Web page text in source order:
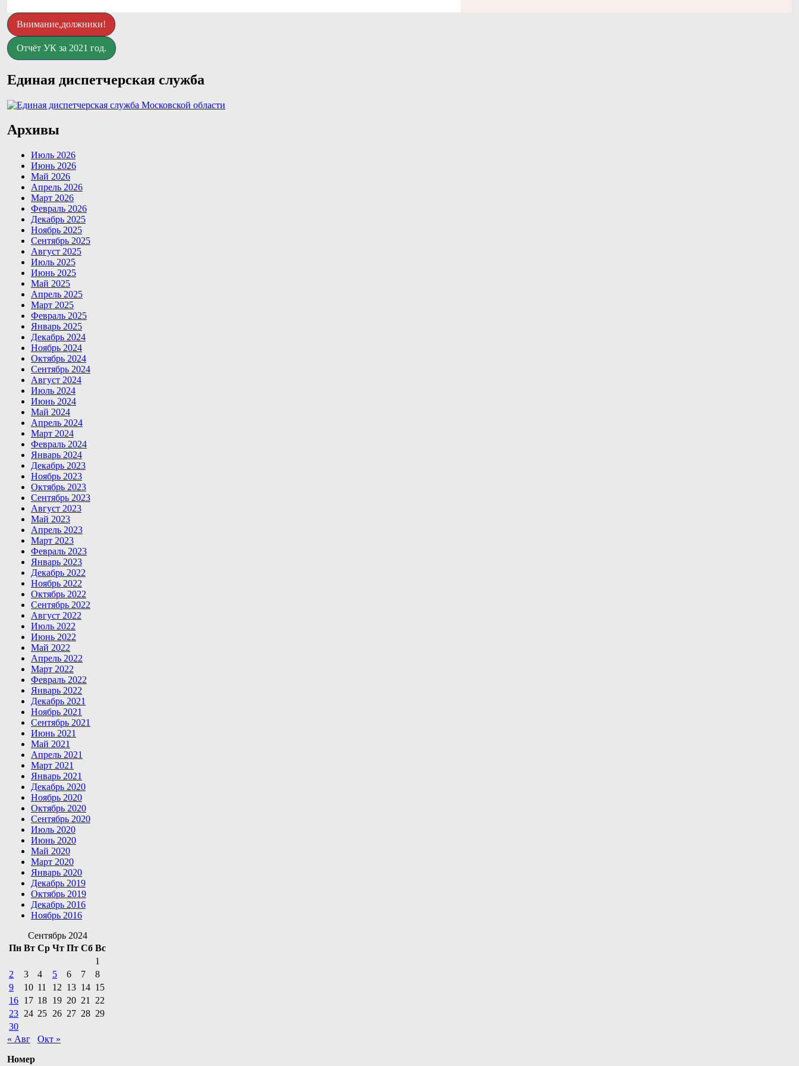
Внимание,должники!
Отчёт УК за 2021 год.
Единая диспетчерская служба
Архивы
Июль 2026
Июнь 2026
Май 2026
Апрель 2026
Март 2026
Февраль 2026
Декабрь 2025
Ноябрь 2025
Сентябрь 2025
Август 2025
Июль 2025
Июнь 2025
Май 2025
Апрель 2025
Март 2025
Февраль 2025
Январь 2025
Декабрь 2024
Ноябрь 2024
Октябрь 2024
Сентябрь 2024
Август 2024
Июль 2024
Июнь 2024
Май 2024
Апрель 2024
Март 2024
Февраль 2024
Январь 2024
Декабрь 2023
Ноябрь 2023
Октябрь 2023
Сентябрь 2023
Август 2023
Май 2023
Апрель 2023
Март 2023
Февраль 2023
Январь 2023
Декабрь 2022
Ноябрь 2022
Октябрь 2022
Сентябрь 2022
Август 2022
Июль 2022
Июнь 2022
Май 2022
Апрель 2022
Март 2022
Февраль 2022
Январь 2022
Декабрь 2021
Ноябрь 2021
Сентябрь 2021
Июнь 2021
Май 2021
Апрель 2021
Март 2021
Январь 2021
Декабрь 2020
Ноябрь 2020
Октябрь 2020
Сентябрь 2020
Июль 2020
Июнь 2020
Май 2020
Март 2020
Январь 2020
Декабрь 2019
Октябрь 2019
Декабрь 2016
Ноябрь 2016
Сентябрь 2024
Пн Вт Ср Чт Пт Сб Вс
1
2
3 4 5 6 7
8
9
10 11 12 13 14 15
16 17 18 19 20 21
22
23 24 25 26 27 28 29
30
« Авг
Окт »
Номер